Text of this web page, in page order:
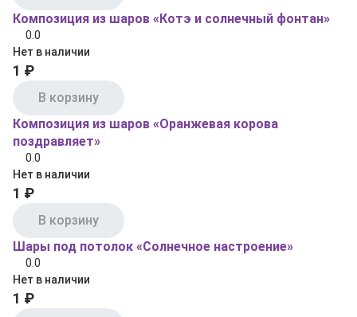
Композиция из шаров «Котэ и солнечный фонтан»
0.0
Нет в наличии
1 ₽
В корзину
Композиция из шаров «Оранжевая корова
поздравляет»
0.0
Нет в наличии
1 ₽
В корзину
Шары под потолок «Солнечное настроение»
0.0
Нет в наличии
1 ₽